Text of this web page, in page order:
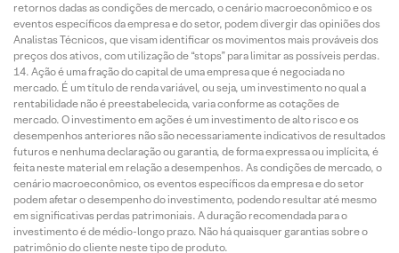
retornos dadas as condições de mercado, o cenário macroeconômico e os
eventos específicos da empresa e do setor, podem divergir das opiniões dos
Analistas Técnicos, que visam identificar os movimentos mais prováveis dos
preços dos ativos, com utilização de “stops” para limitar as possíveis perdas.
Ação é uma fração do capital de uma empresa que é negociada no
mercado. É um título de renda variável, ou seja, um investimento no qual a
rentabilidade não é preestabelecida, varia conforme as cotações de
mercado. O investimento em ações é um investimento de alto risco e os
desempenhos anteriores não são necessariamente indicativos de resultados
futuros e nenhuma declaração ou garantia, de forma expressa ou implícita, é
feita neste material em relação a desempenhos. As condições de mercado, o
cenário macroeconômico, os eventos específicos da empresa e do setor
podem afetar o desempenho do investimento, podendo resultar até mesmo
em significativas perdas patrimoniais. A duração recomendada para o
investimento é de médio-longo prazo. Não há quaisquer garantias sobre o
patrimônio do cliente neste tipo de produto.